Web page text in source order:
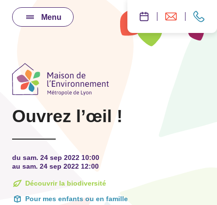
Menu
Ouvrez l’œil !
du sam. 24 sep 2022 10:00
au sam. 24 sep 2022 12:00
Découvrir la biodiversité
Pour mes enfants ou en famille